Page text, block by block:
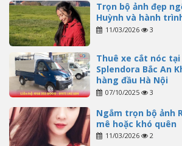
Trọn bộ ảnh đẹp
Huỳnh và hành
11/03/2026 3
Thuê xe cắt nóc
Splendora Bắc An
hàng đầu Hà Nội
07/10/2025 3
Ngắm trọn bộ ảnh
mê hoặc khó quên
11/03/2026 2